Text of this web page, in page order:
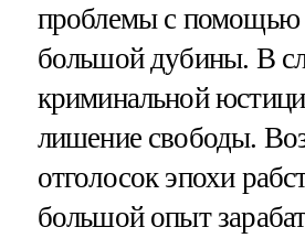
проблемы с помощью
большой дубины. В
криминальной
лишение свободы.
отголосок эпохи
большой опыт